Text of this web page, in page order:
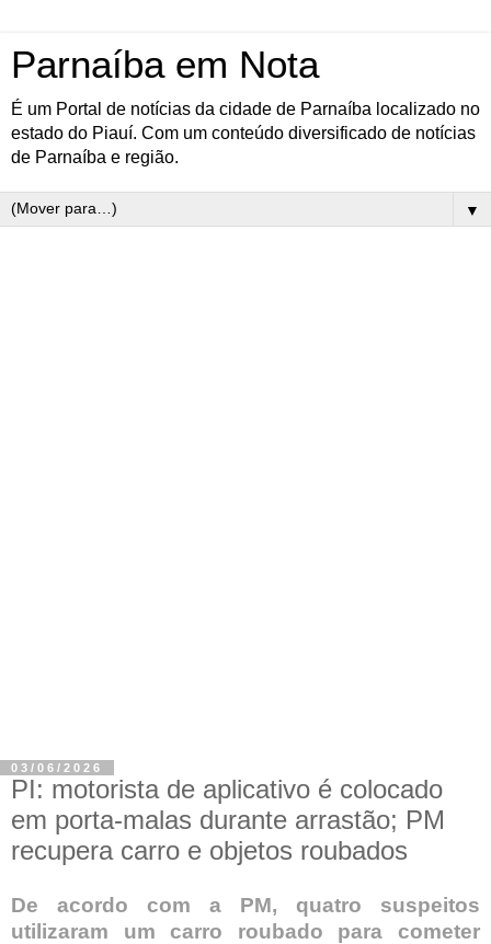
Parnaíba em Nota
É um Portal de notícias da cidade de Parnaíba localizado no
estado do Piauí. Com um conteúdo diversificado de notícias
de Parnaíba e região.
▼
03/06/2026
PI: motorista de aplicativo é colocado
em porta-malas durante arrastão; PM
recupera carro e objetos roubados
De acordo com a PM, quatro suspeitos
utilizaram um carro roubado para cometer